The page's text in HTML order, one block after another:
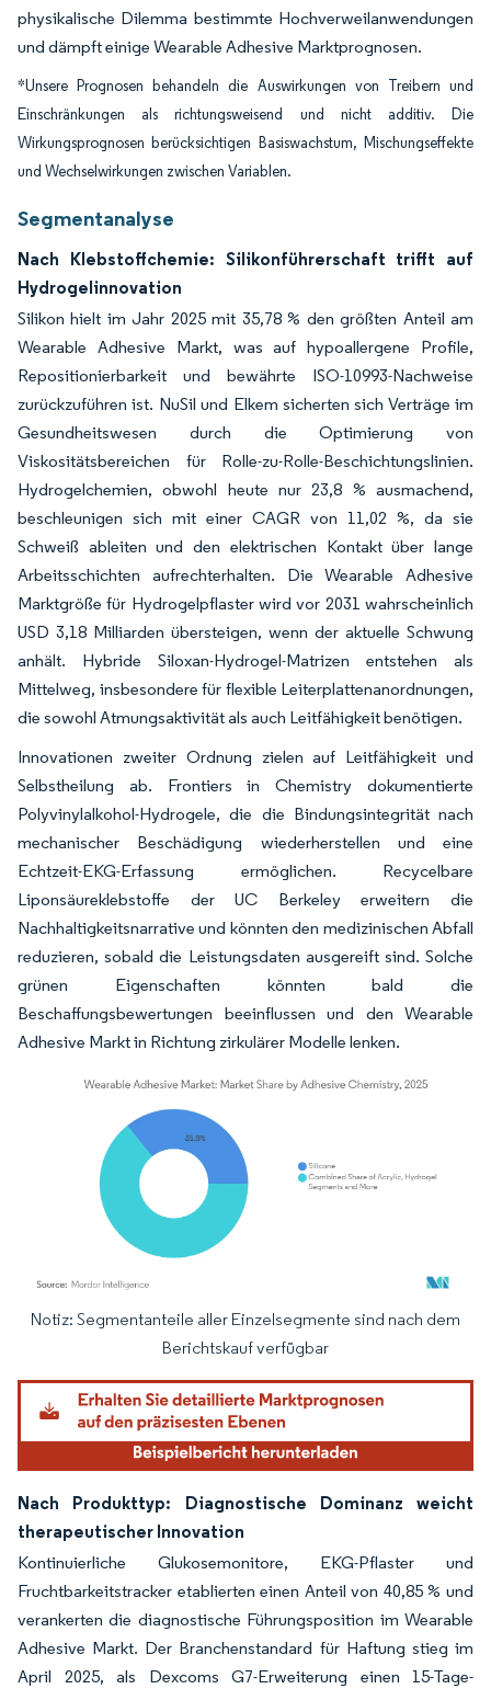
physikalische Dilemma bestimmte Hochverweilanwendungen
und dämpft einige Wearable Adhesive Marktprognosen.
*Unsere Prognosen behandeln die Auswirkungen von Treibern und
Einschränkungen als richtungsweisend und nicht additiv. Die
Wirkungsprognosen berücksichtigen Basiswachstum, Mischungseffekte
und Wechselwirkungen zwischen Variablen.
Segmentanalyse
Nach Klebstoffchemie: Silikonführerschaft trifft auf
Hydrogelinnovation
Silikon hielt im Jahr 2025 mit 35,78 % den größten Anteil am
Wearable Adhesive Markt, was auf hypoallergene Profile,
Repositionierbarkeit und bewährte ISO-10993-Nachweise
zurückzuführen ist. NuSil und Elkem sicherten sich Verträge im
Gesundheitswesen durch die Optimierung von
Viskositätsbereichen für Rolle-zu-Rolle-Beschichtungslinien.
Hydrogelchemien, obwohl heute nur 23,8 % ausmachend,
beschleunigen sich mit einer CAGR von 11,02 %, da sie
Schweiß ableiten und den elektrischen Kontakt über lange
Arbeitsschichten aufrechterhalten. Die Wearable Adhesive
Marktgröße für Hydrogelpflaster wird vor 2031 wahrscheinlich
USD 3,18 Milliarden übersteigen, wenn der aktuelle Schwung
anhält. Hybride Siloxan-Hydrogel-Matrizen entstehen als
Mittelweg, insbesondere für flexible Leiterplattenanordnungen,
die sowohl Atmungsaktivität als auch Leitfähigkeit benötigen.
Innovationen zweiter Ordnung zielen auf Leitfähigkeit und
Selbstheilung ab. Frontiers in Chemistry dokumentierte
Polyvinylalkohol-Hydrogele, die die Bindungsintegrität nach
mechanischer Beschädigung wiederherstellen und eine
Echtzeit-EKG-Erfassung ermöglichen. Recycelbare
Liponsäureklebstoffe der UC Berkeley erweitern die
Nachhaltigkeitsnarrative und könnten den medizinischen Abfall
reduzieren, sobald die Leistungsdaten ausgereift sind. Solche
grünen Eigenschaften könnten bald die
Beschaffungsbewertungen beeinflussen und den Wearable
Adhesive Markt in Richtung zirkulärer Modelle lenken.
Bild © Mordor Intelligence. Wiederverwendung erfordert Namensnennung
Notiz: Segmentanteile aller Einzelsegmente sind nach dem
Berichtskauf verfügbar
Nach Produkttyp: Diagnostische Dominanz weicht
therapeutischer Innovation
Kontinuierliche Glukosemonitore, EKG-Pflaster und
Fruchtbarkeitstracker etablierten einen Anteil von 40,85 % und
verankerten die diagnostische Führungsposition im Wearable
Adhesive Markt. Der Branchenstandard für Haftung stieg im
April 2025, als Dexcoms G7-Erweiterung einen 15-Tage-